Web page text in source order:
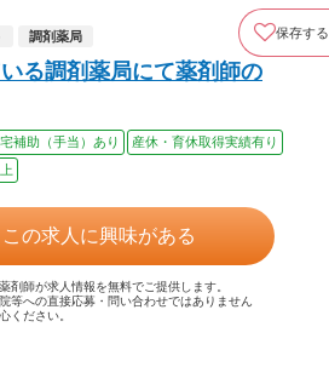
調剤薬局 保存する
る調剤薬局にて薬剤師の
補助（手当）あり
産休・育休取得実績有り
この求人に興味がある
剤師が求人情報を無料でご提供します。
等への直接応募・問い合わせではありません
ください。